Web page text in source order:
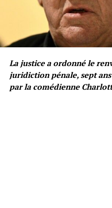
La justice a ordonné le
juridiction pénale, sept
par la comédienne